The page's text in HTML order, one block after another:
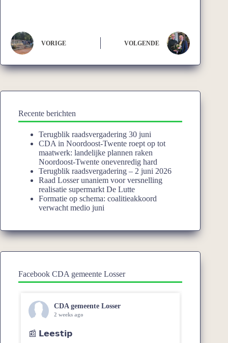
VORIGE VOLGENDE
Recente berichten
Terugblik raadsvergadering 30 juni
CDA in Noordoost-Twente roept op tot
maatwerk: landelijke plannen raken
Noordoost-Twente onevenredig hard
Terugblik raadsvergadering – 2 juni 2026
Raad Losser unaniem voor versnelling
realisatie supermarkt De Lutte
Formatie op schema: coalitieakkoord
verwacht medio juni
Facebook CDA gemeente Losser
CDA gemeente Losser
2 weeks ago
📰 𝗟𝗲𝗲𝘀𝘁𝗶𝗽